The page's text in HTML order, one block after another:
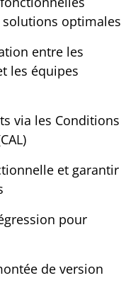
optimales
entre les
les équipes
via les Conditions
et garantir
pour
de version